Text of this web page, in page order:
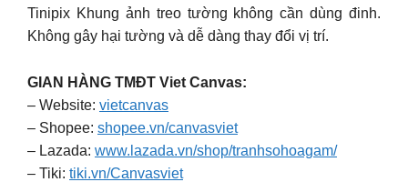
Tinipix Khung ảnh treo tường không cần dùng đinh.
Không gây hại tường và dễ dàng thay đổi vị trí.
GIAN HÀNG TMĐT Viet Canvas:
– Website: vietcanvas
– Shopee: shopee.vn/canvasviet
– Lazada: www.lazada.vn/shop/tranhsohoagam/
– Tiki: tiki.vn/Canvasviet